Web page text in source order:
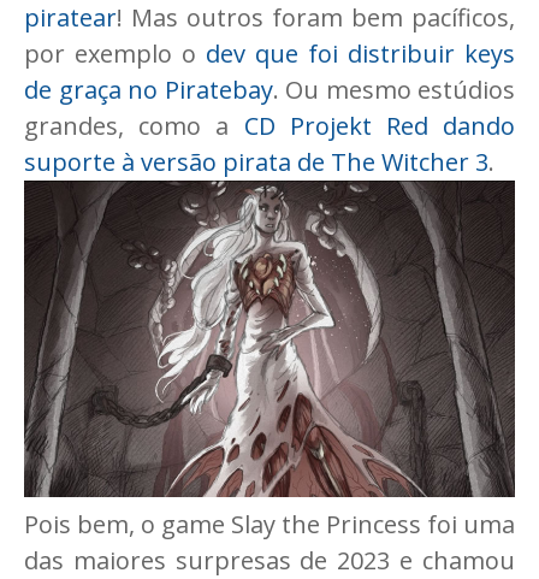
piratear! Mas outros foram bem pacíficos,
por exemplo o dev que foi distribuir keys
de graça no Piratebay. Ou mesmo estúdios
grandes, como a CD Projekt Red dando
suporte à versão pirata de The Witcher 3.
Pois bem, o game Slay the Princess foi uma
das maiores surpresas de 2023 e chamou